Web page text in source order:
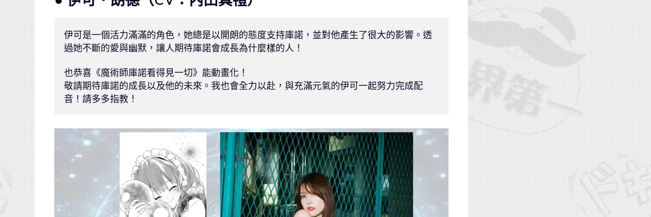
伊可是一個活力滿滿的角色，她總是以開朗的態度支持庫諾，並對他產生了很大的影響。透
過她不斷的愛與幽默，讓人期待庫諾會成長為什麼樣的人！
也恭喜《魔術師庫諾看得見一切》能動畫化！
敬請期待庫諾的成長以及他的未來。我也會全力以赴，與充滿元氣的伊可一起努力完成配
音！請多多指教！